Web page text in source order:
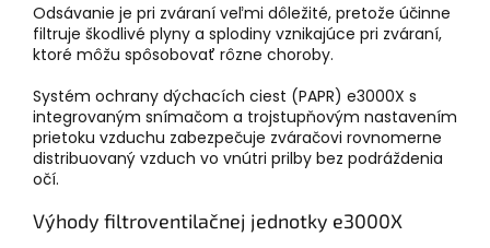
Odsávanie je pri zváraní veľmi dôležité, pretože účinne
filtruje škodlivé plyny a splodiny vznikajúce pri zváraní,
ktoré môžu spôsobovať rôzne choroby.
Systém ochrany dýchacích ciest (PAPR) e3000X s
integrovaným snímačom a trojstupňovým nastavením
prietoku vzduchu zabezpečuje zváračovi rovnomerne
distribuovaný vzduch vo vnútri prilby bez podráždenia
očí.
Výhody filtroventilačnej jednotky e3000X